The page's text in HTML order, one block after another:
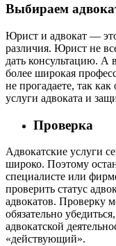
Выбираем
Юрист и адвокат —
различия. Юрист не
дать консультацию. А
более широкая
не прогадаете, так
услуги адвоката и
Проверка
Адвокатские услуги
широко. Поэтому
специалисте или
проверить статус
адвокатов. Проверку
обязательно
адвокатской
«действующий».